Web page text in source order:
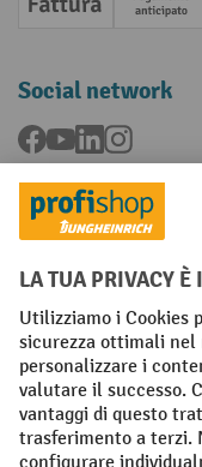
Fattura
Social network
Facebook
YouTubeLinkedIn
Condizioni Generali
Dichiarazione di
Impostazioni sulla
All prices excl. VAT plus
if not stated otherwise.